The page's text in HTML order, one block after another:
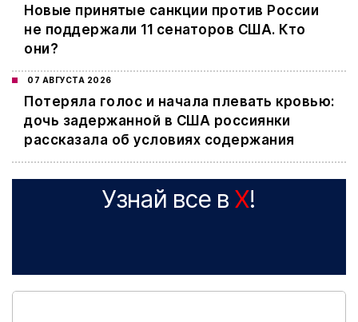
Новые принятые санкции против России
не поддержали 11 сенаторов США. Кто
они?
07 АВГУСТА 2026
Потеряла голос и начала плевать кровью:
дочь задержанной в США россиянки
рассказала об условиях содержания
Узнай все в X!